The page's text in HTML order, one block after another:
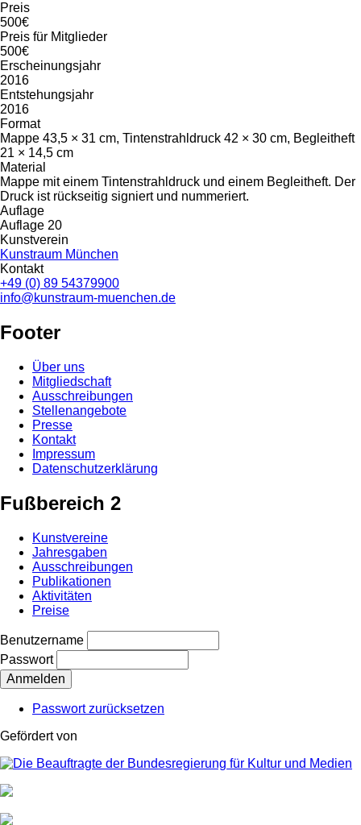
Preis
500€
Preis für Mitglieder
500€
Erscheinungsjahr
2016
Entstehungsjahr
2016
Format
Mappe 43,5 × 31 cm, Tintenstrahldruck 42 × 30 cm, Begleitheft
21 × 14,5 cm
Material
Mappe mit einem Tintenstrahldruck und einem Begleitheft. Der
Druck ist rückseitig signiert und nummeriert.
Auflage
Auflage 20
Kunstverein
Kunstraum München
Kontakt
+49 (0) 89 54379900
info@kunstraum-muenchen.de
Footer
Über uns
Mitgliedschaft
Ausschreibungen
Stellenangebote
Presse
Kontakt
Impressum
Datenschutzerklärung
Fußbereich 2
Kunstvereine
Jahresgaben
Ausschreibungen
Publikationen
Aktivitäten
Preise
Benutzername
Passwort
Passwort zurücksetzen
Gefördert von